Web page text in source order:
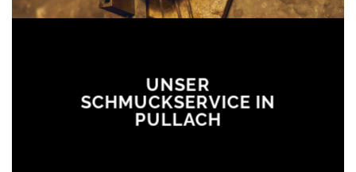
UNSER
SCHMUCKSERVICE IN
PULLACH